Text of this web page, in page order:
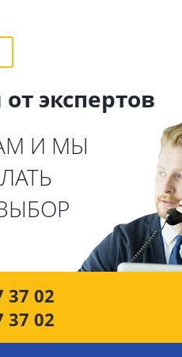
экспертов
И МЫ
37 02
37 02